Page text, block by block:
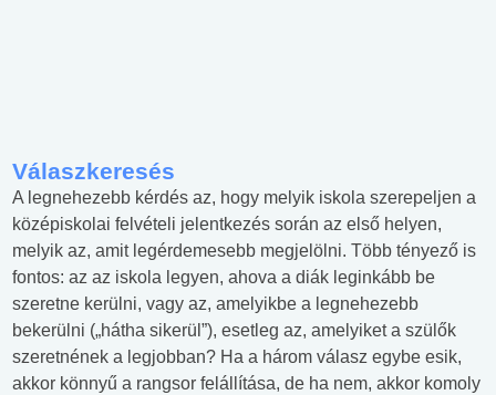
Válaszkeresés
A legnehezebb kérdés az, hogy melyik iskola szerepeljen a
középiskolai felvételi jelentkezés során az első helyen,
melyik az, amit legérdemesebb megjelölni. Több tényező is
fontos: az az iskola legyen, ahova a diák leginkább be
szeretne kerülni, vagy az, amelyikbe a legnehezebb
bekerülni („hátha sikerül”), esetleg az, amelyiket a szülők
szeretnének a legjobban? Ha a három válasz egybe esik,
akkor könnyű a rangsor felállítása, de ha nem, akkor komoly